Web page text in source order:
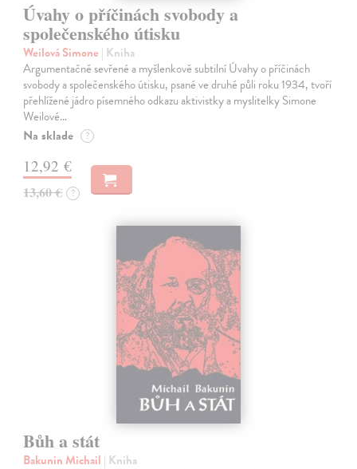
Úvahy o příčinách svobody a
společenského útisku
Weilová Simone | Kniha
Argumentačně sevřené a myšlenkově subtilní Úvahy o příčinách
svobody a společenského útisku, psané ve druhé půli roku 1934, tvoří
přehlížené jádro písemného odkazu aktivistky a myslitelky Simone
Weilové…
Na sklade ?
12,92 €
13,60 € ?
Bůh a stát
Bakunin Michail | Kniha